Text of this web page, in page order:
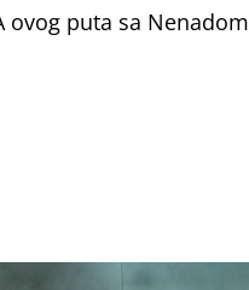
ovog puta sa Nenadom